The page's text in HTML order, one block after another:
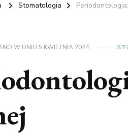
Stomatologia
W DNIU 5 KWIETNIA 2024